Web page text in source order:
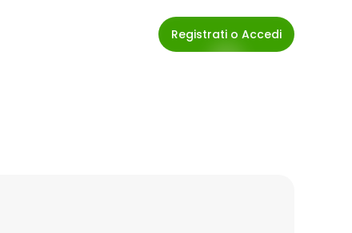
Registrati o Accedi